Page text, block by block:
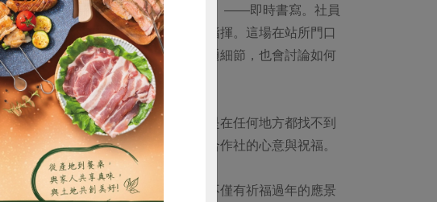
取； 現場則備齊材料，接受「點餐」――即時書寫。社員
，都歸功於熟悉站所的邵老師太太指揮。這場在站所門口
玉分享，每次活動前都會與老師溝通細節，也會討論如何
增添不一樣的新春特色。
人的需求、撰寫各種書體的春聯，是在任何地方都找不到
天進出家門看到春聯，都能感受到合作社的心意與祝福。
都已經上國中了！」鈴玉說。春聯不僅有祈福過年的應景
安 共同購買